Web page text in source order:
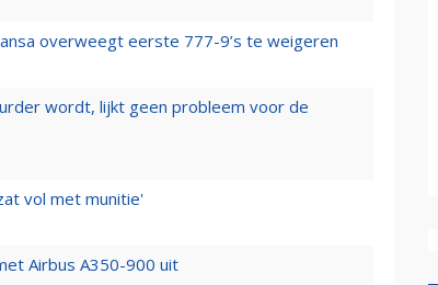
overweegt eerste 777-9’s te weigeren
wordt, lijkt geen probleem voor de
vol met munitie'
Airbus A350-900 uit